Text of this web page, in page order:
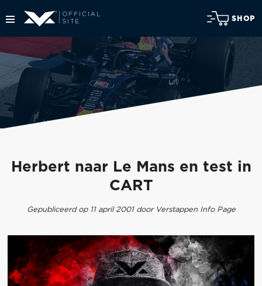
SHOP
Herbert naar Le Mans en test in
CART
Gepubliceerd op 11 april 2001 door Verstappen Info Page